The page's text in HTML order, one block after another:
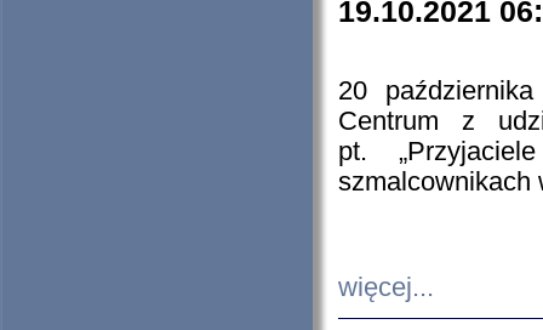
19.10.2021
20
Centrum z
pt.
szmalcownikach
więcej...